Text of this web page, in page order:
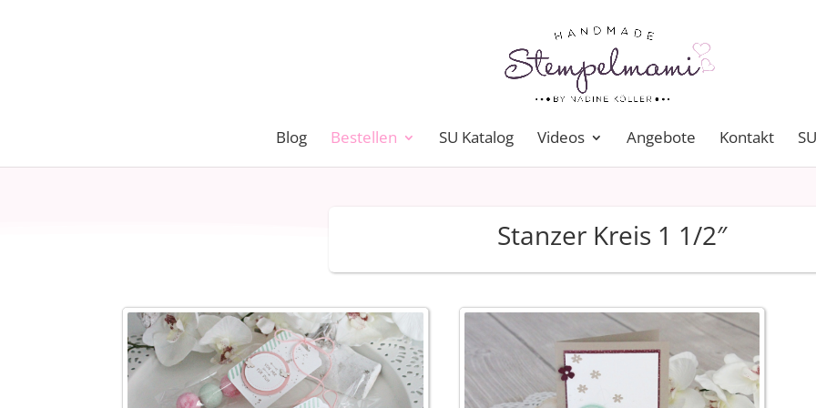
Blog Bestellen SU Katalog Videos Angebote Kontakt
Stanzer Kreis 1 1/2″